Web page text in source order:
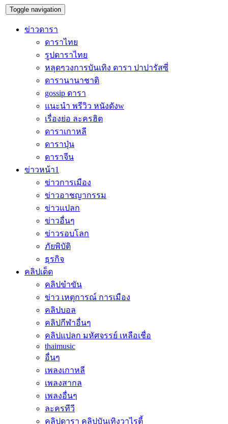
Toggle navigation
ข่าวดารา
ดาราไทย
รูปดาราไทย
หลุดๆวงการบันเทิง ดารา ปาปารัสซี่
ดารานานาชาติ
gossip ดารา
แนะนำ พรีวิว หนังดังw
เรื่องย่อ ละครฮิต
ดาราเกาหลี
ดาราปุ่น
ดาราจีน
ข่าวหน้า1
ข่าวการเมือง
ข่าวอาชญากรรม
ข่าวแปลก
ข่าวอื่นๆ
ข่าวรอบโลก
ภัยพิบัติ
ธุรกิจ
คลิปเด็ด
คลิปขำขัน
ข่าว เหตุการณ์ การเมือง
คลิปบอล
คลิปกีฬาอื่นๆ
คลิปแปลก มหัศจรรย์ เหลือเชื่อ
thaimusic
อื่นๆ
เพลงเกาหลี
เพลงสากล
เพลงอื่นๆ
ละครทีวี
คลิปดารา คลิปบันเทิงวาไรตี้